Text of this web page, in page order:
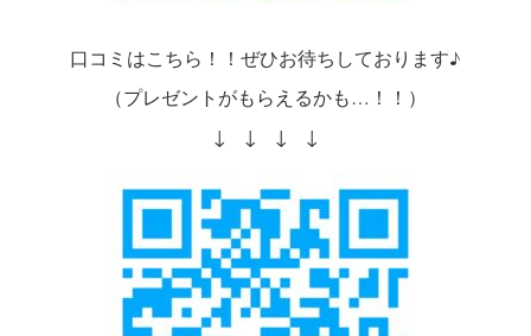
口コミはこちら！！ぜひお待ちしております♪
（プレゼントがもらえるかも…！！）
↓ ↓ ↓ ↓